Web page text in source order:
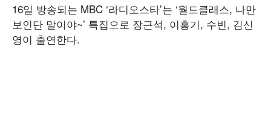
16일 방송되는 MBC ‘라디오스타’는 ‘월드클래스, 나만
보인단 말이야~’ 특집으로 장근석, 이홍기, 수빈, 김신
영이 출연한다.